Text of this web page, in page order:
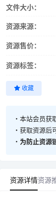
文件大小：
资源来源：
资源售价：
资源标签：
收藏
・本站会员获
・获取资源后
・ 为防止资源
资源详情资源